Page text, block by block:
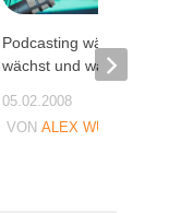
Podcasting wächst und
wächst und wächst…
05.02.2008
VONALEX WUNSCHEL